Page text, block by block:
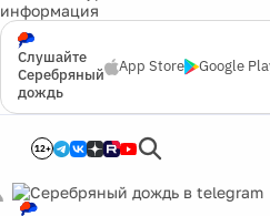
информация
Слушайте
Серебряный
дождь
App Store Google
12+